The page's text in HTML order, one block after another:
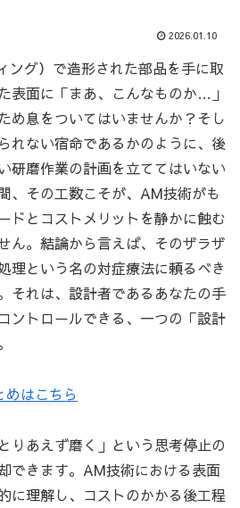
2026.01.10
ング）で造形された部品を手に取
表面に「まあ、こんなものか…」
め息をついてはいませんか？そし
れない宿命であるかのように、後
研磨作業の計画を立ててはいない
、その工数こそが、AM技術がも
ドとコストメリットを静かに蝕む
ん。結論から言えば、そのザラザ
理という名の対症療法に頼るべき
それは、設計者であるあなたの手
ントロールできる、一つの「設計
はこちら
りあえず磨く」という思考停止の
できます。AM技術における表面
に理解し、コストのかかる後工程